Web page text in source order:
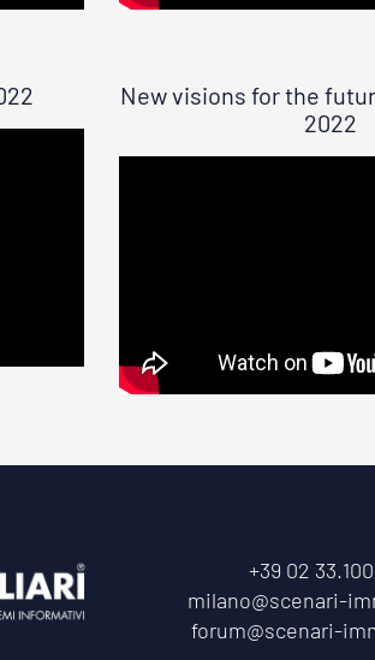
New visions for the
2022
+39 02
milano@scenari-
forum@scenari-